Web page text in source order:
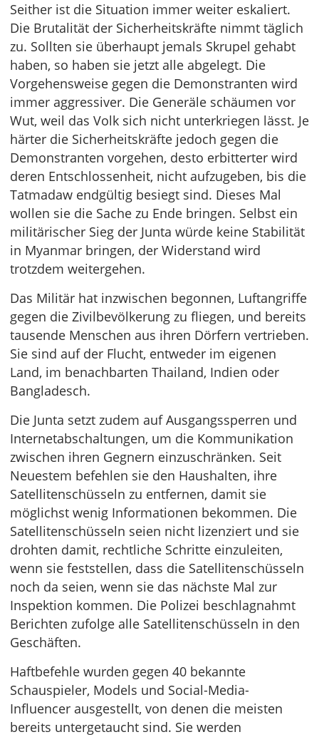
Seither ist die Situation immer weiter eskaliert.
Die Brutalität der Sicherheitskräfte nimmt täglich
zu. Sollten sie überhaupt jemals Skrupel gehabt
haben, so haben sie jetzt alle abgelegt. Die
Vorgehensweise gegen die Demonstranten wird
immer aggressiver. Die Generäle schäumen vor
Wut, weil das Volk sich nicht unterkriegen lässt. Je
härter die Sicherheitskräfte jedoch gegen die
Demonstranten vorgehen, desto erbitterter wird
deren Entschlossenheit, nicht aufzugeben, bis die
Tatmadaw endgültig besiegt sind. Dieses Mal
wollen sie die Sache zu Ende bringen. Selbst ein
militärischer Sieg der Junta würde keine Stabilität
in Myanmar bringen, der Widerstand wird
trotzdem weitergehen.
Das Militär hat inzwischen begonnen, Luftangriffe
gegen die Zivilbevölkerung zu fliegen, und bereits
tausende Menschen aus ihren Dörfern vertrieben.
Sie sind auf der Flucht, entweder im eigenen
Land, im benachbarten Thailand, Indien oder
Bangladesch.
Die Junta setzt zudem auf Ausgangssperren und
Internetabschaltungen, um die Kommunikation
zwischen ihren Gegnern einzuschränken. Seit
Neuestem befehlen sie den Haushalten, ihre
Satellitenschüsseln zu entfernen, damit sie
möglichst wenig Informationen bekommen. Die
Satellitenschüsseln seien nicht lizenziert und sie
drohten damit, rechtliche Schritte einzuleiten,
wenn sie feststellen, dass die Satellitenschüsseln
noch da seien, wenn sie das nächste Mal zur
Inspektion kommen. Die Polizei beschlagnahmt
Berichten zufolge alle Satellitenschüsseln in den
Geschäften.
Haftbefehle wurden gegen 40 bekannte
Schauspieler, Models und Social-Media-
Influencer ausgestellt, von denen die meisten
bereits untergetaucht sind. Sie werden